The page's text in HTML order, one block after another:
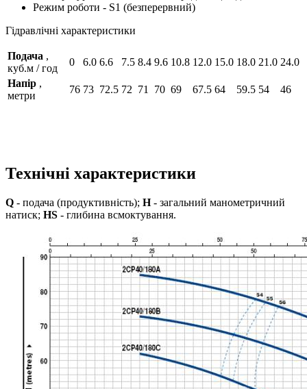
Режим роботи - S1 (безперервний)
Гідравлічні характеристики
Подача ,
куб.м / год
0 6.0 6.6 7.5 8.4 9.6 10.8 12.0 15.0 18.0 21.0 24.0
Напір ,
метри
76 73 72.5 72 71 70 69 67.5 64 59.5 54 46
Технічні характеристики
Q - подача (продуктивність); H- загальний манометричний
натиск; HS - глибина всмоктування.